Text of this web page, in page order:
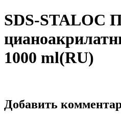
SDS-STALOC
1000 ml(RU)
Добавить